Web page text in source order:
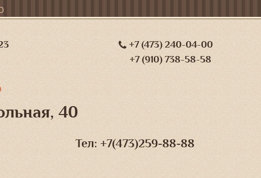
+7 (473) 240-04-00
+7 (910) 738-58-58
40
Тел: +7(473)259-88-88